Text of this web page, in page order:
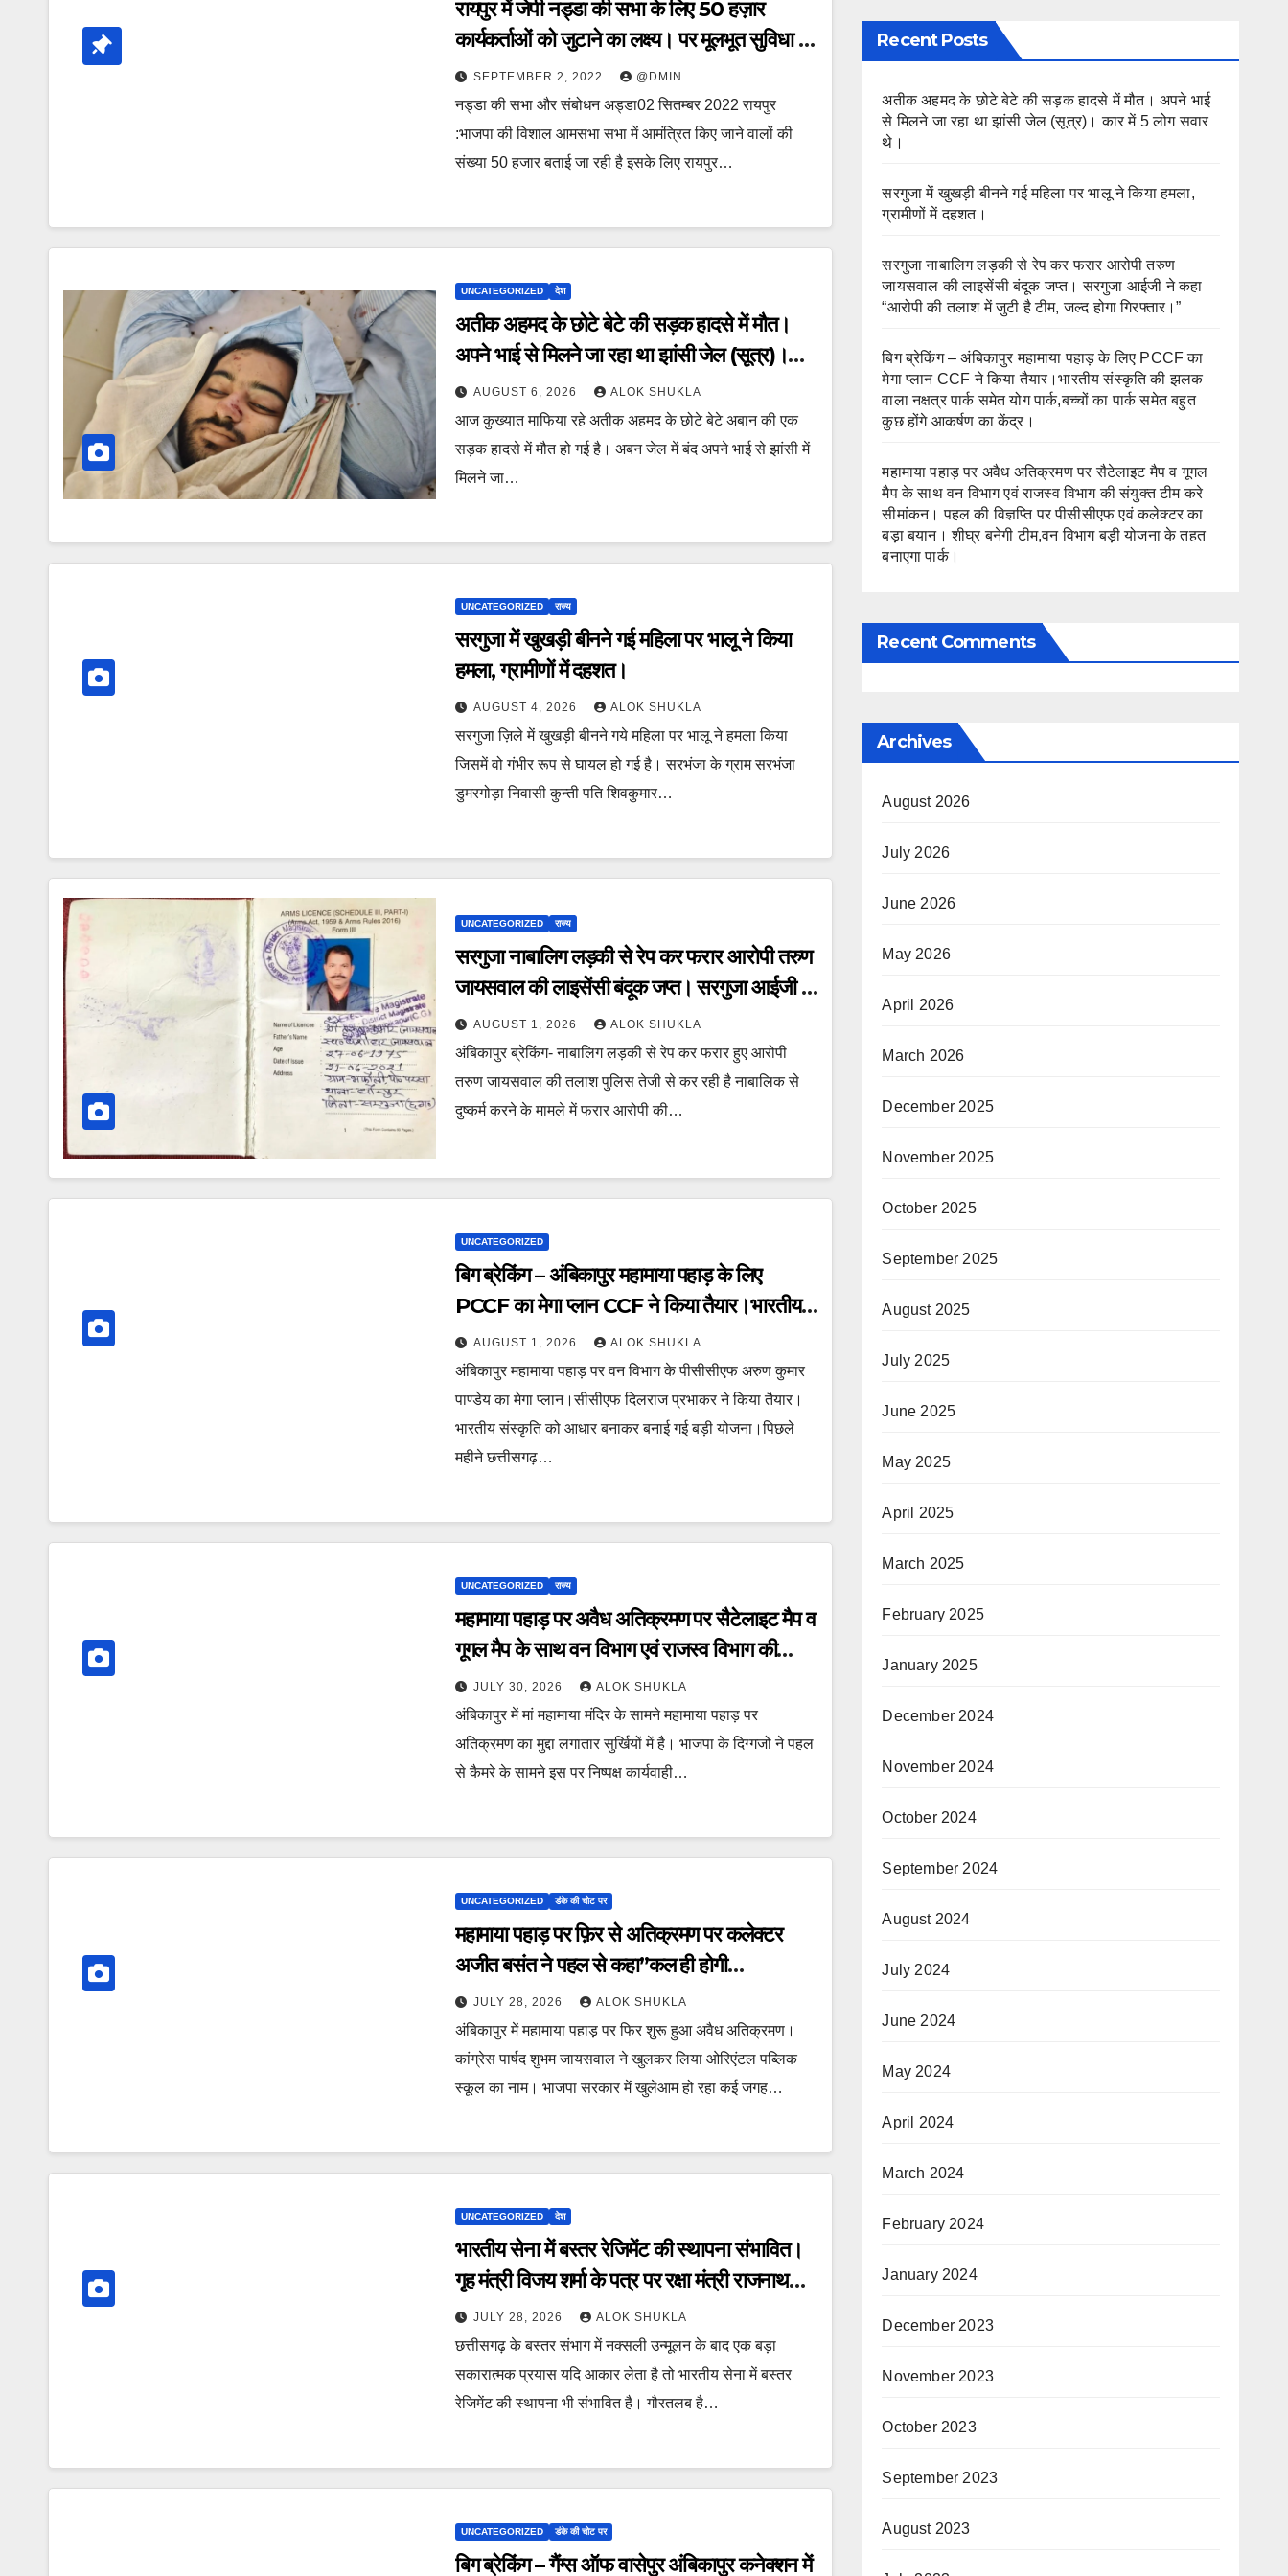
रायपुर में जेपी नड्डा की सभा के लिए 50 हज़ार
कार्यकर्ताओं को जुटाने का लक्ष्य। पर मूलभूत सुविधा के
यक्षप्रश्न से नेता अनुत्तरित।
SEPTEMBER 2, 2022 @DMIN
नड्डा की सभा और संबोधन अड्डा02 सितम्बर 2022 रायपुर
:भाजपा की विशाल आमसभा सभा में आमंत्रित किए जाने वालों की
संख्या 50 हजार बताई जा रही है इसके लिए रायपुर…
UNCATEGORIZED देश
अतीक अहमद के छोटे बेटे की सड़क हादसे में मौत।
अपने भाई से मिलने जा रहा था झांसी जेल (सूत्र)।
कार में 5 लोग सवार थे।
AUGUST 6, 2026 ALOK SHUKLA
आज कुख्यात माफिया रहे अतीक अहमद के छोटे बेटे अबान की एक
सड़क हादसे में मौत हो गई है। अबन जेल में बंद अपने भाई से झांसी में
मिलने जा…
UNCATEGORIZED राज्य
सरगुजा में खुखड़ी बीनने गई महिला पर भालू ने किया
हमला, ग्रामीणों में दहशत।
AUGUST 4, 2026 ALOK SHUKLA
सरगुजा ज़िले में खुखड़ी बीनने गये महिला पर भालू ने हमला किया
जिसमें वो गंभीर रूप से घायल हो गई है। सरभंजा के ग्राम सरभंजा
डुमरगोड़ा निवासी कुन्ती पति शिवकुमार…
UNCATEGORIZED राज्य
सरगुजा नाबालिग लड़की से रेप कर फरार आरोपी तरुण
जायसवाल की लाइसेंसी बंदूक जप्त। सरगुजा आईजी ने
कहा “आरोपी की तलाश में जुटी है टीम, जल्द होगा
गिरफ्तार।”
AUGUST 1, 2026 ALOK SHUKLA
अंबिकापुर ब्रेकिंग- नाबालिग लड़की से रेप कर फरार हुए आरोपी
तरुण जायसवाल की तलाश पुलिस तेजी से कर रही है नाबालिक से
दुष्कर्म करने के मामले में फरार आरोपी की…
UNCATEGORIZED
बिग ब्रेकिंग – अंबिकापुर महामाया पहाड़ के लिए
PCCF का मेगा प्लान CCF ने किया तैयार।भारतीय
संस्कृति की झलक वाला नक्षत्र पार्क समेत योग
पार्क,बच्चों का पार्क समेत बहुत कुछ होंगे आकर्षण का
केंद्र।
AUGUST 1, 2026 ALOK SHUKLA
अंबिकापुर महामाया पहाड़ पर वन विभाग के पीसीसीएफ अरुण कुमार
पाण्डेय का मेगा प्लान।सीसीएफ दिलराज प्रभाकर ने किया तैयार।
भारतीय संस्कृति को आधार बनाकर बनाई गई बड़ी योजना।पिछले
महीने छत्तीसगढ़…
UNCATEGORIZED राज्य
महामाया पहाड़ पर अवैध अतिक्रमण पर सैटेलाइट मैप व
गूगल मैप के साथ वन विभाग एवं राजस्व विभाग की
संयुक्त टीम करे सीमांकन। पहल की विज्ञप्ति पर
पीसीसीएफ एवं कलेक्टर का बड़ा बयान। शीघ्र बनेगी
टीम,वन विभाग बड़ी योजना के तहत बनाएगा पार्क।
JULY 30, 2026 ALOK SHUKLA
अंबिकापुर में मां महामाया मंदिर के सामने महामाया पहाड़ पर
अतिक्रमण का मुद्दा लगातार सुर्खियों में है। भाजपा के दिग्गजों ने पहल
से कैमरे के सामने इस पर निष्पक्ष कार्यवाही…
UNCATEGORIZED डंके की चोट पर
महामाया पहाड़ पर फ़िर से अतिक्रमण पर कलेक्टर
अजीत बसंत ने पहल से कहा”कल ही होगी
नाप”,PCCF अरुण कुमार पाण्डेय की दो टूक “यदि
वन भूमि में हुआ अतिक्रमण तो करेंगे सख्त कार्यवाही।”
JULY 28, 2026 ALOK SHUKLA
अंबिकापुर में महामाया पहाड़ पर फिर शुरू हुआ अवैध अतिक्रमण।
कांग्रेस पार्षद शुभम जायसवाल ने खुलकर लिया ओरिएंटल पब्लिक
स्कूल का नाम। भाजपा सरकार में खुलेआम हो रहा कई जगह…
UNCATEGORIZED देश
भारतीय सेना में बस्तर रेजिमेंट की स्थापना संभावित।
गृह मंत्री विजय शर्मा के पत्र पर रक्षा मंत्री राजनाथ
सिंह का महत्वपूर्ण पत्र।
JULY 28, 2026 ALOK SHUKLA
छत्तीसगढ़ के बस्तर संभाग में नक्सली उन्मूलन के बाद एक बड़ा
सकारात्मक प्रयास यदि आकार लेता है तो भारतीय सेना में बस्तर
रेजिमेंट की स्थापना भी संभावित है। गौरतलब है…
UNCATEGORIZED डंके की चोट पर
बिग ब्रेकिंग – गैंग्स ऑफ वासेपुर अंबिकापुर कनेक्शन में
Recent Posts
अतीक अहमद के छोटे बेटे की सड़क हादसे में मौत। अपने भाई
से मिलने जा रहा था झांसी जेल (सूत्र)। कार में 5 लोग सवार
थे।
सरगुजा में खुखड़ी बीनने गई महिला पर भालू ने किया हमला,
ग्रामीणों में दहशत।
सरगुजा नाबालिग लड़की से रेप कर फरार आरोपी तरुण
जायसवाल की लाइसेंसी बंदूक जप्त। सरगुजा आईजी ने कहा
“आरोपी की तलाश में जुटी है टीम, जल्द होगा गिरफ्तार।”
बिग ब्रेकिंग – अंबिकापुर महामाया पहाड़ के लिए PCCF का
मेगा प्लान CCF ने किया तैयार।भारतीय संस्कृति की झलक
वाला नक्षत्र पार्क समेत योग पार्क,बच्चों का पार्क समेत बहुत
कुछ होंगे आकर्षण का केंद्र।
महामाया पहाड़ पर अवैध अतिक्रमण पर सैटेलाइट मैप व गूगल
मैप के साथ वन विभाग एवं राजस्व विभाग की संयुक्त टीम करे
सीमांकन। पहल की विज्ञप्ति पर पीसीसीएफ एवं कलेक्टर का
बड़ा बयान। शीघ्र बनेगी टीम,वन विभाग बड़ी योजना के तहत
बनाएगा पार्क।
Recent Comments
Archives
August 2026
July 2026
June 2026
May 2026
April 2026
March 2026
December 2025
November 2025
October 2025
September 2025
August 2025
July 2025
June 2025
May 2025
April 2025
March 2025
February 2025
January 2025
December 2024
November 2024
October 2024
September 2024
August 2024
July 2024
June 2024
May 2024
April 2024
March 2024
February 2024
January 2024
December 2023
November 2023
October 2023
September 2023
August 2023